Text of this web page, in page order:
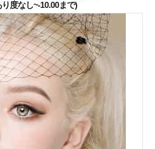
度なし~-10.00まで)